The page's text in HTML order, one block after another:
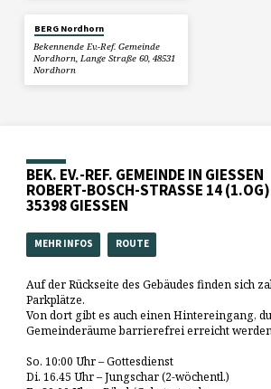
BERG Nordhorn
Bekennende Ev.-Ref. Gemeinde
Nordhorn, Lange Straße 60, 48531
Nordhorn
BEK. EV.-REF. GEMEINDE IN GIESSEN
ROBERT-BOSCH-STRASSE 14 (1.OG)
35398 GIESSEN
MEHR INFOS ROUTE
Auf der Rückseite des Gebäudes finden sich
Parkplätze.
Von dort gibt es auch einen Hintereingang,
Gemeinderäume barrierefrei erreicht
So. 10:00 Uhr – Gottesdienst
Di. 16.45 Uhr – Jungschar (2-wöchentl.)